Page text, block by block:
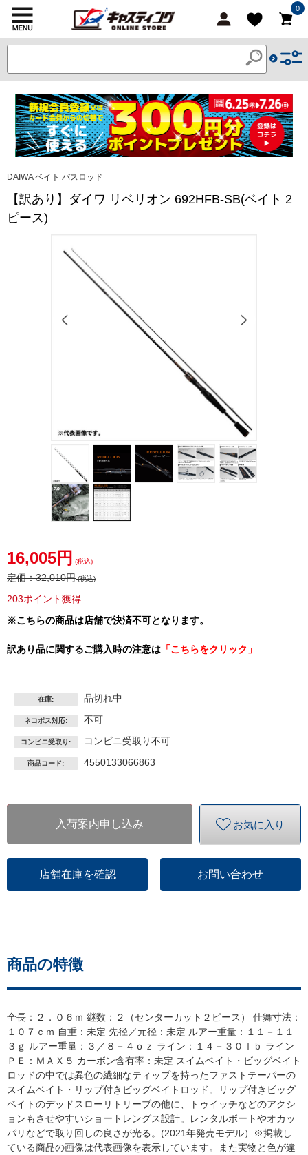
0
DAIWA ベイト バスロッド
【訳あり】ダイワ リベリオン 692HFB-SB(ベイト 2
ピース)
16,005円 (税込)
定価：32,010円(税込)
203ポイント獲得
※こちらの商品は店舗で決済不可となります。
訳あり品に関するご購入時の注意は 「こちらをクリック」
在庫: 品切れ中
ネコポス対応: 不可
コンビニ受取り: コンビニ受取り不可
商品コード: 4550133066863
入荷案内申し込み お気に入り
店舗在庫を確認 お問い合わせ
商品の特徴
全長：２．０６ｍ 継数：２（センターカット２ピース） 仕舞寸法：
１０７ｃｍ 自重：未定 先径／元径：未定 ルアー重量：１１－１１
３ｇ ルアー重量：３／８－４ｏｚ ライン：１４－３０ｌｂ ライン
ＰＥ：ＭＡＸ５ カーボン含有率：未定 スイムベイト・ビッグベイト
ロッドの中では異色の繊細なティップを持ったファストテーパーの
スイムベイト・リップ付きビッグベイトロッド。リップ付きビッグ
ベイトのデッドスローリトリーブの他に、トゥイッチなどのアクシ
ョンもさせやすいショートレングス設計。レンタルボートやオカッ
パリなどで取り回しの良さが光る。(2021年発売モデル）※掲載し
ている商品の画像は代表画像を表示しています。また実物と色が違